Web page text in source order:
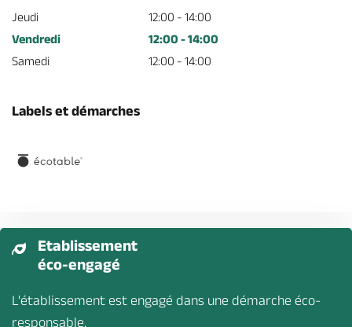
Jeudi
12:00 - 14:00
Vendredi
12:00 - 14:00
Samedi
12:00 - 14:00
Labels et démarches
Etablissement
éco-engagé
L'établissement est engagé dans une démarche éco-
responsable.